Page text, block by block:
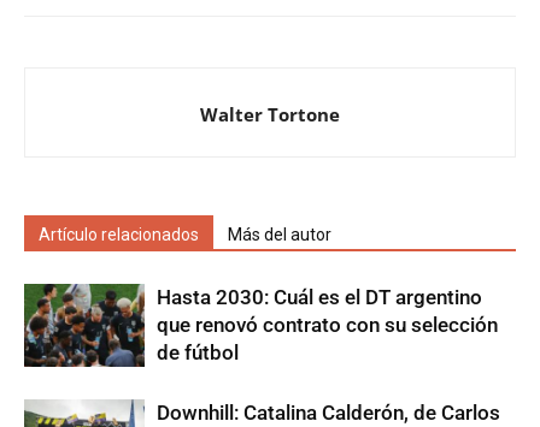
Walter Tortone
Artículo relacionados Más del autor
Hasta 2030: Cuál es el DT argentino
que renovó contrato con su selección
de fútbol
Downhill: Catalina Calderón, de Carlos